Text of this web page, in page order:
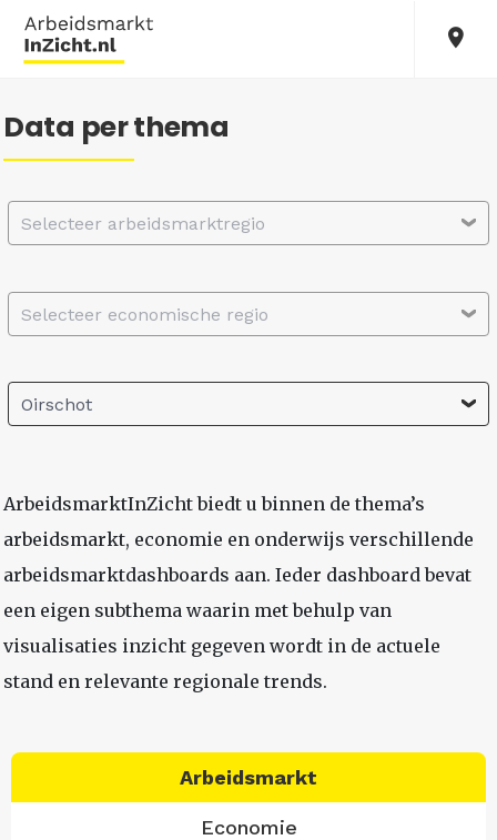
Data per thema
Selecteer arbeidsmarktregio
Selecteer economische regio
Oirschot
ArbeidsmarktInZicht biedt u binnen de thema’s
arbeidsmarkt, economie en onderwijs verschillende
arbeidsmarktdashboards aan. Ieder dashboard bevat
een eigen subthema waarin met behulp van
visualisaties inzicht gegeven wordt in de actuele
stand en relevante regionale trends.
Arbeidsmarkt
Economie